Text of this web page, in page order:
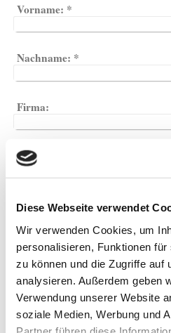
Diese Webseite verwendet
Wir verwenden Cookies, um
personalisieren, Funktionen
zu können und die Zugriffe auf
analysieren. Außerdem geben
Verwendung unserer Website
soziale Medien, Werbung und
Vorname: *
Nachname: *
Firma:
E-Mail-Adresse:
Telefon:*
Straße und Nr.:*
Ort:*